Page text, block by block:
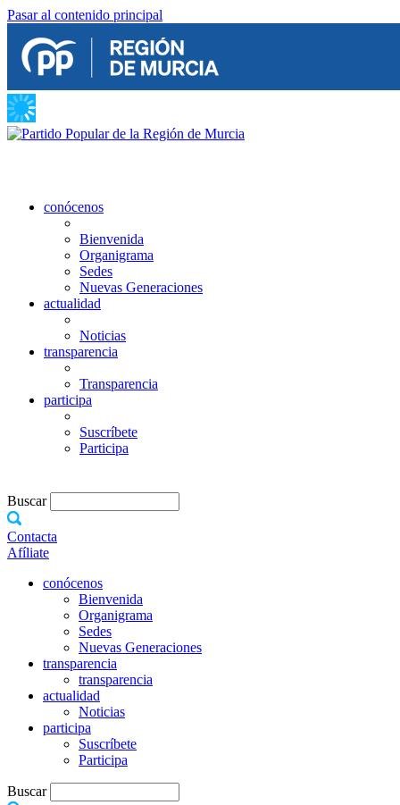
Pasar al contenido principal
conócenos
Bienvenida
Organigrama
Sedes
Nuevas Generaciones
actualidad
Noticias
transparencia
Transparencia
participa
Suscríbete
Participa
Buscar
Contacta
Afíliate
conócenos
Bienvenida
Organigrama
Sedes
Nuevas Generaciones
transparencia
transparencia
actualidad
Noticias
participa
Suscríbete
Participa
Buscar